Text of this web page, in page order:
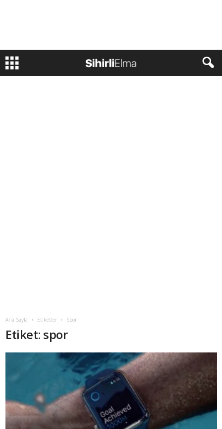
Ana Sayfa Etiketler Spor
Etiket: spor